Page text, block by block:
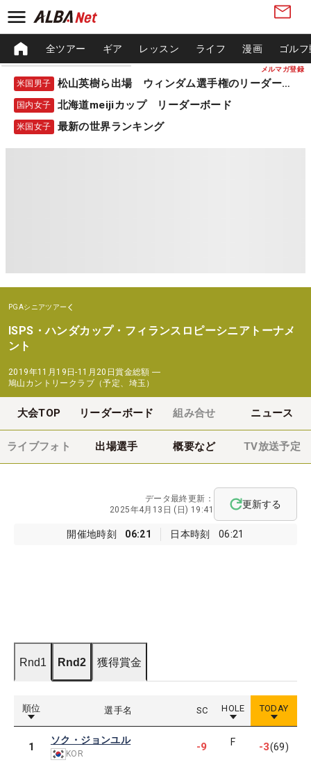
メルマガ登録
全ツアー ギア レッスン ライフ 漫画 ゴル
米国男子 松山英樹ら出場 ウィンダム選手権のリーダーボード
国内女子 北海道meijiカップ リーダーボード
米国女子 最新の世界ランキング
PGAシニアツアー
ISPS・ハンダカップ・フィランスロピーシニアトーナメ
ント
2019年11月19日-11月20日賞金総額 ―
鳩山カントリークラブ（予定、埼玉）
大会TOP リーダーボード 組み合せ ニュース
ライブフォト 出場選手 概要など TV放送予定
開催地時刻 06:21 日本時刻 06:21
データ最終更新：
2025年4月13日 (日) 19:41
更新する
Rnd1 Rnd2 獲得賞金
順位 選手名 SC HOLE TODAY
1
ソク・ジョンユル
KOR
-9 F -3(69)